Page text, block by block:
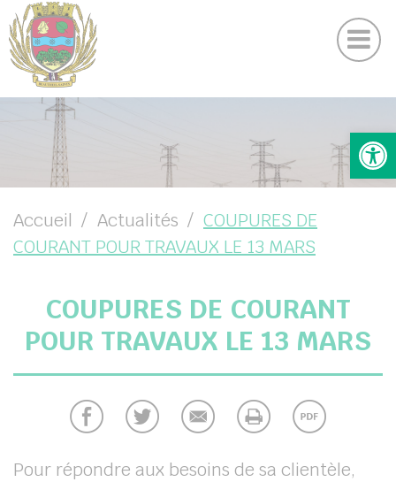
( VOTRE COMMUNE )
( VOTRE MAIRIE )
( VOS SERVICES )
( VIE LOCALE )
ActualitésDICRIM
Accueil Actualités
COUPURES DE
COURANT POUR TRAVAUX LE 13 MARS
COUPURES DE COURANT
POUR TRAVAUX LE 13 MARS
Pour répondre aux besoins de sa clientèle,
Panneau de gestion des cookies